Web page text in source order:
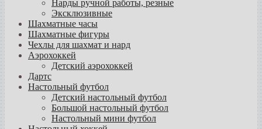
Нарды ручной работы, резные
Эксклюзивные
Шахматные часы
Шахматные фигуры
Чехлы для шахмат и нард
Аэрохоккей
Детский аэрохоккей
Дартс
Настольный футбол
Детский настольный футбол
Большой настольный футбол
Настольный мини футбол